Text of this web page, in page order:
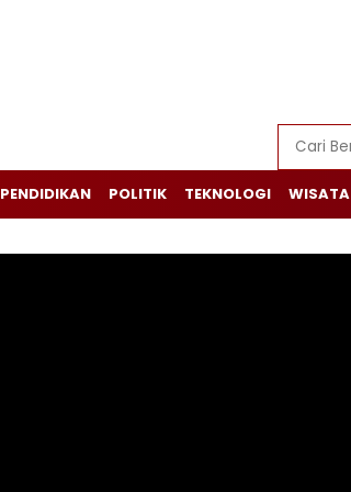
PENDIDIKAN POLITIK TEKNOLOGI WISATA